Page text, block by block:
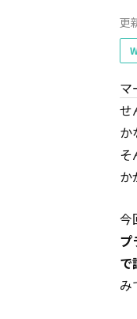
更
マ
せ
か
そ
か
今
プ
で
み